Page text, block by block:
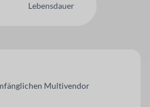
Lebensdauer
Multivendor